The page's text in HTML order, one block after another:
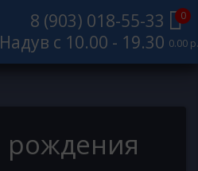
8 (903) 018-55-33
Надув с 10.00 - 19.30
0
0.00 р.